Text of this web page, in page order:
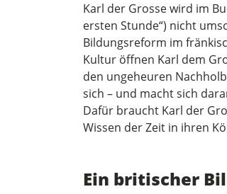
Karl der Grosse wird im
ersten Stunde“) nicht
Bildungsreform im
Kultur öffnen Karl dem
den ungeheuren
sich – und macht sich
Dafür braucht Karl der
Wissen der Zeit in ihren
Ein britischer